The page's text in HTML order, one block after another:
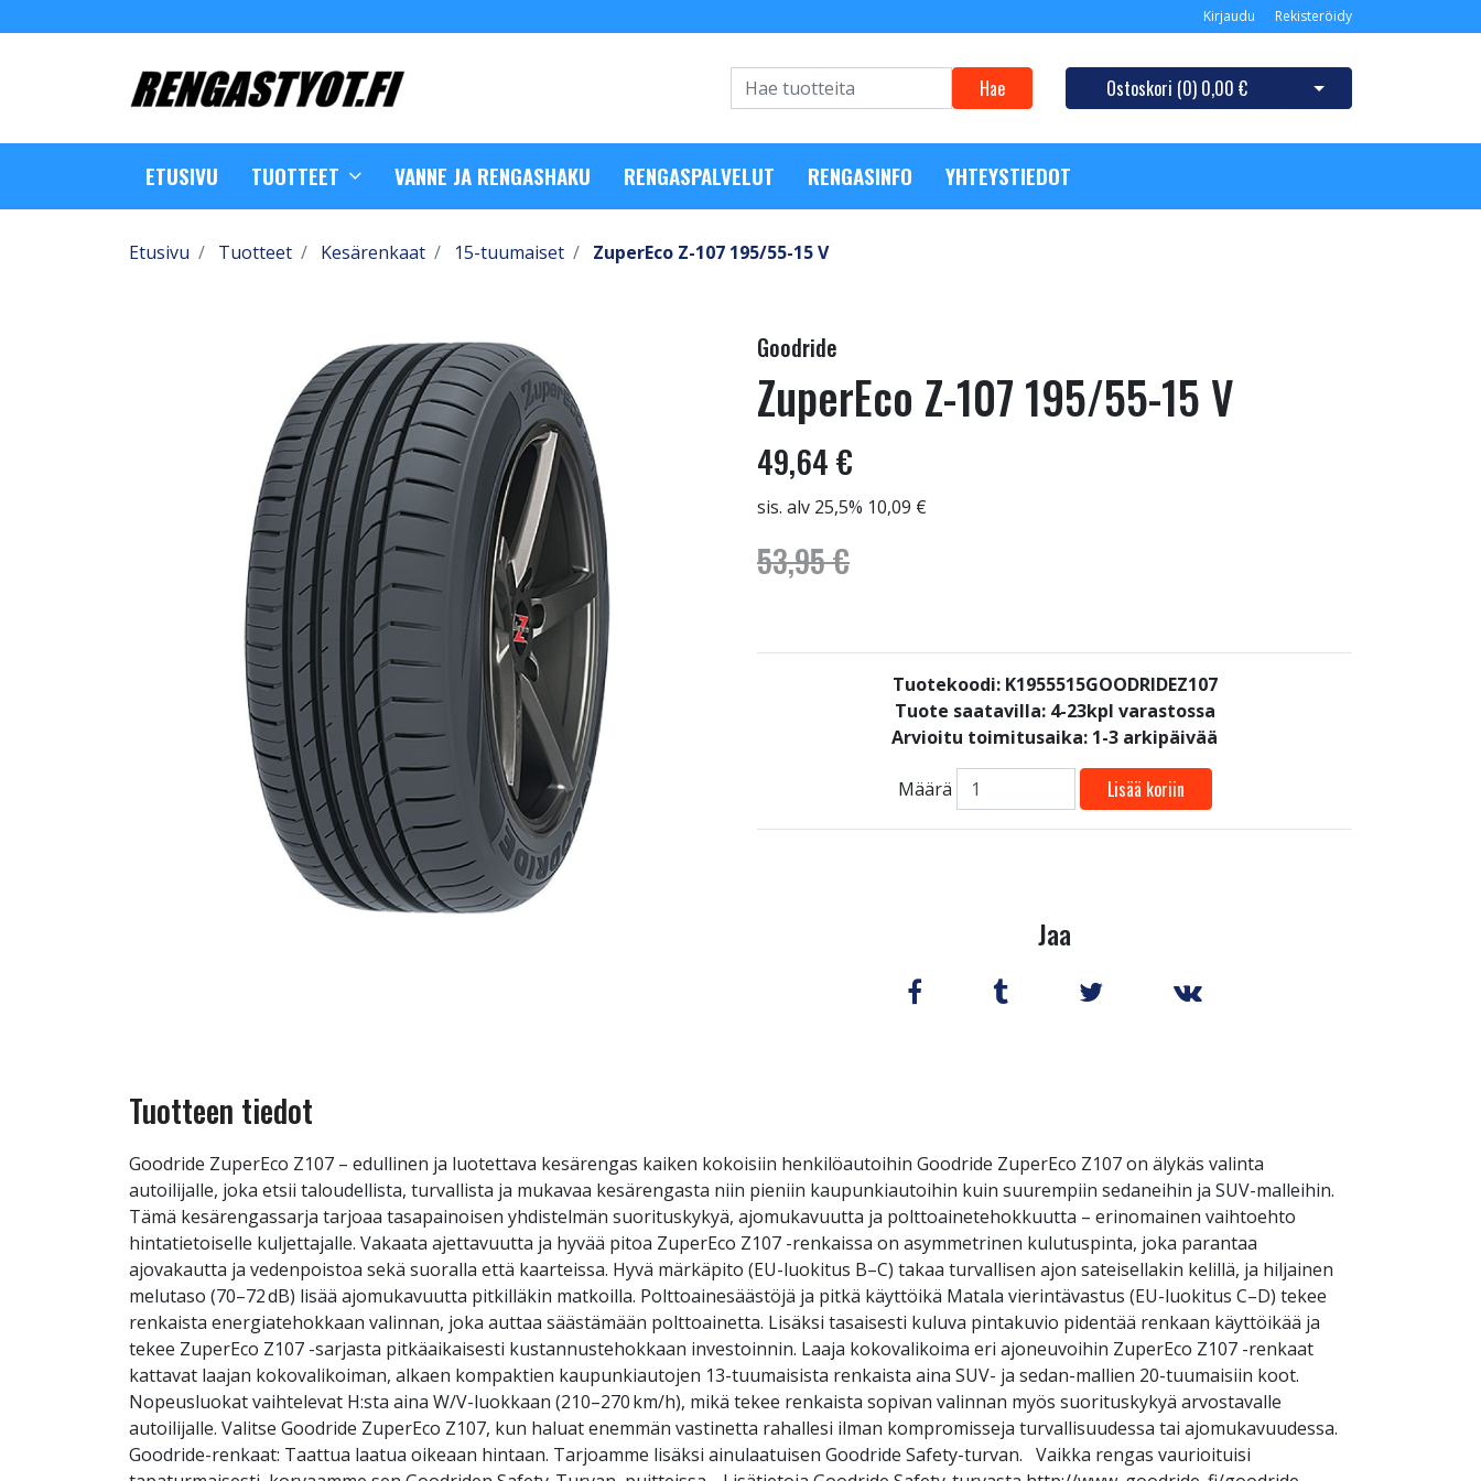
Kirjaudu Rekisteröidy
Hae Ostoskori (0) 0,00 € Avaa ostoskori
ETUSIVU TUOTTEET VANNE JA RENGASHAKU RENGASPALVELUT RENGASINFO YHTEYSTIEDOT
Etusivu Tuotteet Kesärenkaat 15-tuumaiset ZuperEco Z-107 195/55-15 V
Goodride
ZuperEco Z-107 195/55-15 V
49,64 €
sis. alv 25,5% 10,09 €
53,95 €
Tuotekoodi: K1955515GOODRIDEZ107
Tuote saatavilla: 4-23kpl varastossa
Arvioitu toimitusaika: 1-3 arkipäivää
Määrä Lisää koriin
Jaa
Tuotteen tiedot
Goodride ZuperEco Z107 – edullinen ja luotettava kesärengas kaiken kokoisiin henkilöautoihin Goodride ZuperEco Z107 on älykäs valinta
autoilijalle, joka etsii taloudellista, turvallista ja mukavaa kesärengasta niin pieniin kaupunkiautoihin kuin suurempiin sedaneihin ja SUV-malleihin.
Tämä kesärengassarja tarjoaa tasapainoisen yhdistelmän suorituskykyä, ajomukavuutta ja polttoainetehokkuutta – erinomainen vaihtoehto
hintatietoiselle kuljettajalle. Vakaata ajettavuutta ja hyvää pitoa ZuperEco Z107 -renkaissa on asymmetrinen kulutuspinta, joka parantaa
ajovakautta ja vedenpoistoa sekä suoralla että kaarteissa. Hyvä märkäpito (EU-luokitus B–C) takaa turvallisen ajon sateisellakin kelillä, ja hiljainen
melutaso (70–72 dB) lisää ajomukavuutta pitkilläkin matkoilla. Polttoainesäästöjä ja pitkä käyttöikä Matala vierintävastus (EU-luokitus C–D) tekee
renkaista energiatehokkaan valinnan, joka auttaa säästämään polttoainetta. Lisäksi tasaisesti kuluva pintakuvio pidentää renkaan käyttöikää ja
tekee ZuperEco Z107 -sarjasta pitkäaikaisesti kustannustehokkaan investoinnin. Laaja kokovalikoima eri ajoneuvoihin ZuperEco Z107 -renkaat
kattavat laajan kokovalikoiman, alkaen kompaktien kaupunkiautojen 13-tuumaisista renkaista aina SUV- ja sedan-mallien 20-tuumaisiin koot.
Nopeusluokat vaihtelevat H:sta aina W/V-luokkaan (210–270 km/h), mikä tekee renkaista sopivan valinnan myös suorituskykyä arvostavalle
autoilijalle. Valitse Goodride ZuperEco Z107, kun haluat enemmän vastinetta rahallesi ilman kompromisseja turvallisuudessa tai ajomukavuudessa.
Goodride-renkaat: Taattua laatua oikeaan hintaan. Tarjoamme lisäksi ainulaatuisen Goodride Safety-turvan. Vaikka rengas vaurioituisi